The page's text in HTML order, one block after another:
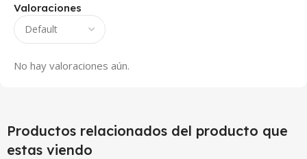
Valoraciones
No hay valoraciones aún.
Productos relacionados del producto que
estas viendo